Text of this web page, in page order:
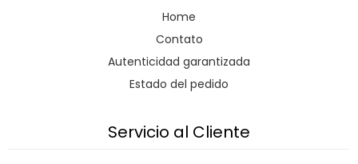
Home
Contato
Autenticidad garantizada
Estado del pedido
Servicio al Cliente